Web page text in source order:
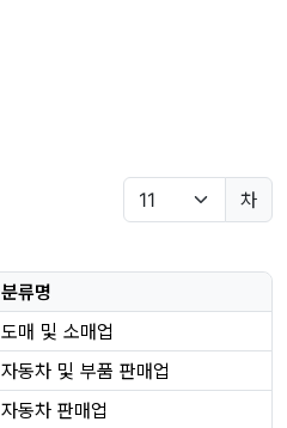
차
분류명
도매 및 소매업
자동차 및 부품 판매업
자동차 판매업